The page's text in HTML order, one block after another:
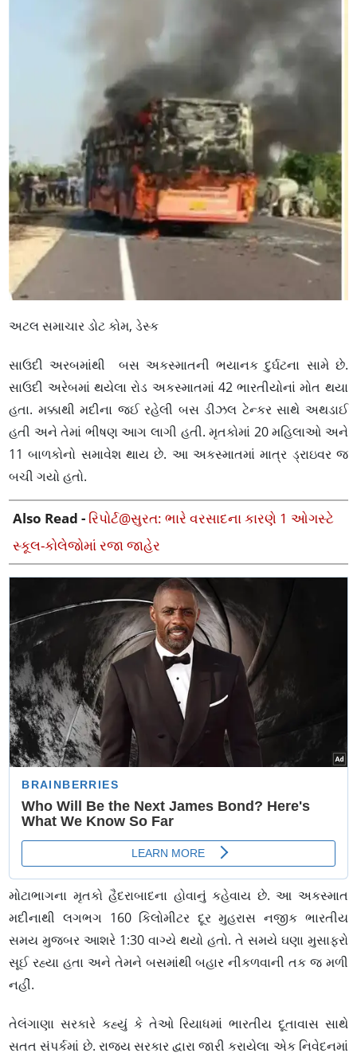
અટલ સમાચાર ડોટ કોમ, ડેસ્ક
સાઉદી અરબમાંથી બસ અકસ્માતની ભયાનક દુર્ઘટના સામે છે.
સાઉદી અરેબમાં થયેલા રોડ અકસ્માતમાં 42 ભારતીયોનાં મોત થયા
હતા. મક્કાથી મદીના જઈ રહેલી બસ ડીઝલ ટેન્કર સાથે અથડાઈ
હતી અને તેમાં ભીષણ આગ લાગી હતી. મૃતકોમાં 20 મહિલાઓ અને
11 બાળકોનો સમાવેશ થાય છે. આ અકસ્માતમાં માત્ર ડ્રાઇવર જ
બચી ગયો હતો.
Also Read - રિપોર્ટ@સુરત: ભારે વરસાદના કારણે 1 ઓગસ્ટે
સ્કૂલ-કોલેજોમાં રજા જાહેર
મોટાભાગના મૃતકો હૈદરાબાદના હોવાનું કહેવાય છે. આ અકસ્માત
મદીનાથી લગભગ 160 કિલોમીટર દૂર મુહરાસ નજીક ભારતીય
સમય મુજબર આશરે 1:30 વાગ્યે થયો હતો. તે સમયે ઘણા મુસાફરો
સૂઈ રહ્યા હતા અને તેમને બસમાંથી બહાર નીકળવાની તક જ મળી
નહીં.
તેલંગાણા સરકારે કહ્યું કે તેઓ રિયાધમાં ભારતીય દૂતાવાસ સાથે
સતત સંપર્કમાં છે. રાજ્ય સરકાર દ્વારા જારી કરાયેલા એક નિવેદનમાં